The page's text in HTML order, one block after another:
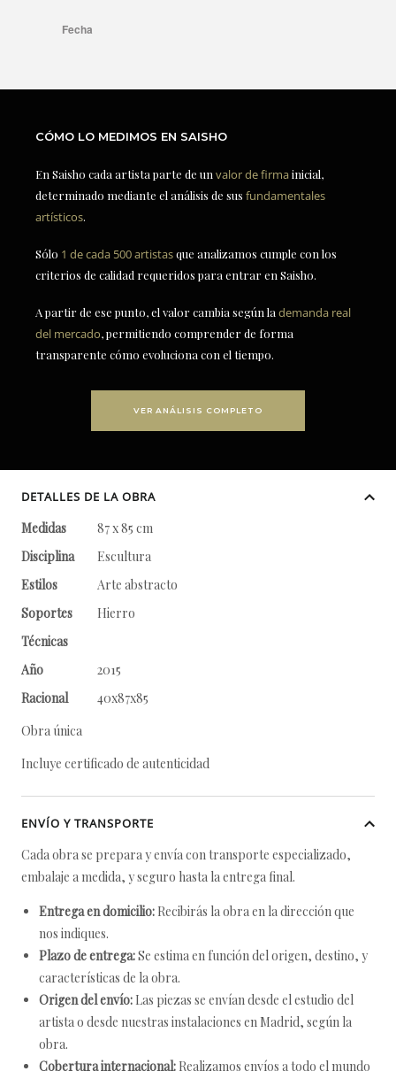
CÓMO LO MEDIMOS EN SAISHO
En Saisho cada artista parte de un valor de firmainicial,
determinado mediante el análisis de sus fundamentales
artísticos.
Sólo 1 de cada 500 artistasque analizamos cumple con los
criterios de calidad requeridos para entrar en Saisho.
A partir de ese punto, el valor cambia según la demanda real
del mercado, permitiendo comprender de forma
transparente cómo evoluciona con el tiempo.
VER ANÁLISIS COMPLETO
DETALLES DE LA OBRA
Medidas
87 x 85 cm
Disciplina
Escultura
Estilos
Arte abstracto
Soportes
Hierro
Técnicas
Año
2015
Racional
40x87x85
Obra única
Incluye certificado de autenticidad
ENVÍO Y TRANSPORTE
Cada obra se prepara y envía con transporte especializado,
embalaje a medida, y seguro hasta la entrega final.
Entrega en domicilio: Recibirás la obra en la dirección que
nos indiques.
Plazo de entrega:Se estima en función del origen, destino, y
características de la obra.
Origen del envío: Las piezas se envían desde el estudio del
artista o desde nuestras instalaciones en Madrid, según la
obra.
Cobertura internacional: Realizamos envíos a todo el mundo